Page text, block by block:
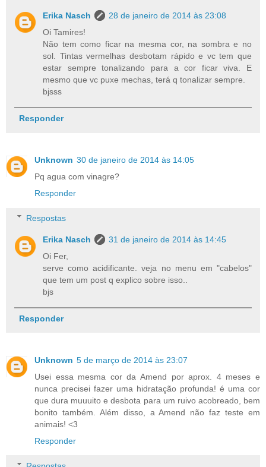
Erika Nasch
28 de janeiro de 2014 às 23:08
Oi Tamires!
Não tem como ficar na mesma cor, na sombra e no
sol. Tintas vermelhas desbotam rápido e vc tem que
estar sempre tonalizando para a cor ficar viva. E
mesmo que vc puxe mechas, terá q tonalizar sempre.
bjsss
Responder
Unknown 30 de janeiro de 2014 às 14:05
Pq agua com vinagre?
Responder
Respostas
Erika Nasch
31 de janeiro de 2014 às 14:45
Oi Fer,
serve como acidificante. veja no menu em "cabelos"
que tem um post q explico sobre isso..
bjs
Responder
Unknown 5 de março de 2014 às 23:07
Usei essa mesma cor da Amend por aprox. 4 meses e
nunca precisei fazer uma hidratação profunda! é uma cor
que dura muuuito e desbota para um ruivo acobreado, bem
bonito também. Além disso, a Amend não faz teste em
animais! <3
Responder